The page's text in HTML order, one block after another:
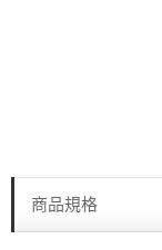
商品規格